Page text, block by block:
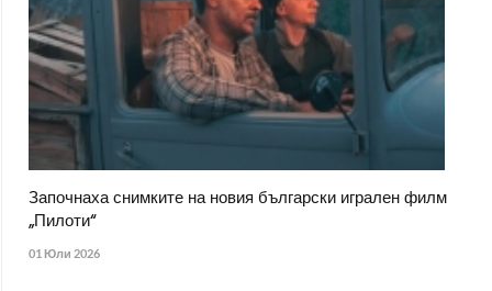
Започнаха снимките на новия български игрален филм
„Пилоти“
01 Юли 2026